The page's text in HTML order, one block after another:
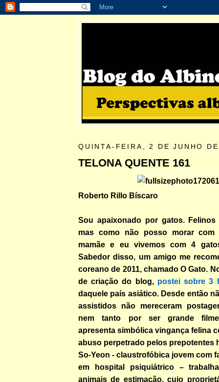
QUINTA-FEIRA, 2 DE JUNHO
TELONA QUENTE 161
Roberto Rillo Bíscaro
Sou apaixonado por gatos.
mas como não posso morar com
mamãe e eu vivemos com 4
Sabedor disso, um amigo me
coreano de 2011, chamado O Gato.
de criação do blog, postei sobre 3
daquele país asiático. Desde então
assistidos não mereceram
nem tanto por ser grande
apresenta simbólica vingança felina
abuso perpetrado pelos prepotentes
So-Yeon - claustrofóbica jovem com
em hospital psiquiátrico –
animais de estimação, cujo